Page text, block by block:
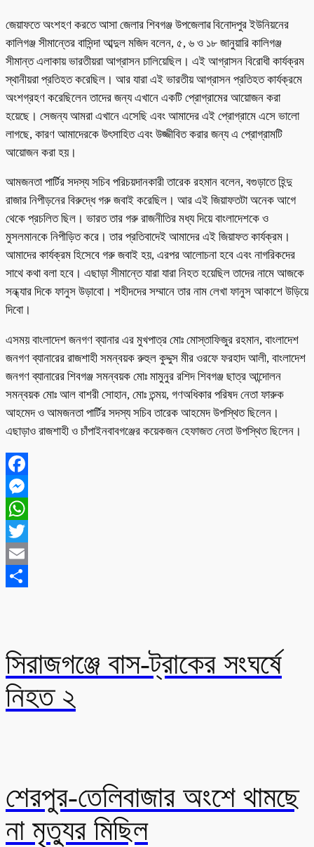
জেয়াফতে অংশহণ করতে আসা জেলার শিবগঞ্জ উপজেলাৱ বিনোদপুর ইউনিয়নের
কালিগঞ্জ সীমান্তের বাসিন্দা আব্দুল মজিদ বলেন, ৫, ৬ ও ১৮ জানুয়ারি কালিগঞ্জ
সীমান্ত এলাকায় ভারতীয়রা আগ্রাসন চালিয়েছিল। এই আগ্রাসন বিরোধী কার্যক্রম
স্থানীয়রা প্রতিহত করেছিল। আর যারা এই ভারতীয় আগ্রাসন প্রতিহত কার্যক্রমে
অংশগ্রহণ করেছিলেন তাদের জন্য এখানে একটি প্রোগ্রামের আয়োজন করা
হয়েছে। সেজন্য আমরা এখানে এসেছি এবং আমাদের এই প্রোগ্রামে এসে ভালো
লাগছে, কারণ আমাদেরকে উৎসাহিত এবং উজ্জীবিত করার জন্য এ প্রোগ্রামটি
আয়োজন করা হয়।
আমজনতা পার্টির সদস্য সচিব পরিচয়দানকারী তারেক রহমান বলেন, বগুড়াতে হিন্দু
রাজার নিপীড়নের বিরুদ্ধে গরু জবাই করেছিল। আর এই জিয়াফতটা অনেক আগে
থেকে প্রচলিত ছিল। ভারত তার গরু রাজনীতির মধ্য দিয়ে বাংলাদেশকে ও
মুসলমানকে নিপীড়িত করে। তার প্রতিবাদেই আমাদের এই জিয়াফত কার্যক্রম।
আমাদের কার্যক্রম হিসেবে গরু জবাই হয়, এরপর আলোচনা হবে এবং নাগরিকদের
সাথে কথা বলা হবে। এছাড়া সীমান্তে যারা যারা নিহত হয়েছিল তাদের নামে আজকে
সন্ধ্যার দিকে ফানুস উড়াবো। শহীদদের সম্মানে তার নাম লেখা ফানুস আকাশে উড়িয়ে
দিবো।
এসময় বাংলাদেশ জনগণ ব্যানার এর মুখপাত্র মোঃ মোস্তাফিজুর রহমান, বাংলাদেশ
জনগণ ব্যানারের রাজশাহী সমন্বয়ক রুহুল কুদ্দুস মীর ওরফে ফরহাদ আলী, বাংলাদেশ
জনগণ ব্যানারের শিবগঞ্জ সমন্বয়ক মোঃ মামুনুর রশিদ শিবগঞ্জ ছাত্র আন্দোলন
সমন্বয়ক মোঃ আল বাশরী সোহান, মোঃ তন্ময়, গণঅধিকার পরিষদ নেতা ফারুক
আহমেদ ও আমজনতা পার্টির সদস্য সচিব তারেক আহমেদ উপস্থিত ছিলেন।
এছাড়াও রাজশাহী ও চাঁপাইনবাবগঞ্জের কয়েকজন হেফাজত নেতা উপস্থিত ছিলেন।
Facebook
Messenger
WhatsApp
Twitter
Email
সিরাজগঞ্জে বাস-ট্রাকের সংঘর্ষে
নিহত ২
শেরপুর-তেলিবাজার অংশে থামছে
না মৃত্যুর মিছিল